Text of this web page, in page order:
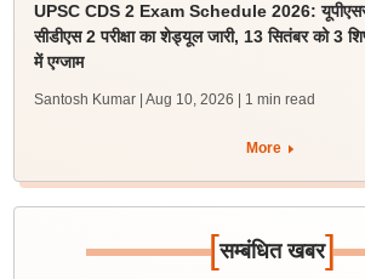
UPSC CDS 2 Exam Schedule 2026:
सीडीएस 2 परीक्षा का शेड्यूल जारी, 13 सितंबर को 3
में एग्जाम
Santosh Kumar | Aug 10, 2026 | 1 min read
More
[सम्बंधित खबर]